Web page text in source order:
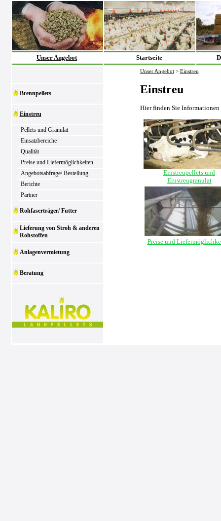
Unser Angebot Startseite
Brennpellets
Einstreu
Pellets und Granulat
Einsatzbereiche
Qualität
Preise und Liefermöglichkeiten
Angebotsabfrage/ Bestellung
Berichte
Partner
Rohfaserträger/ Futter
Lieferung von Stroh & anderen
Rohstoffen
Anlagenvermietung
Beratung
Unser Angebot > Einstreu
Einstreu
Hier finden Sie Informationen
Einstreupellets und
Einstreugranulat
Preise und